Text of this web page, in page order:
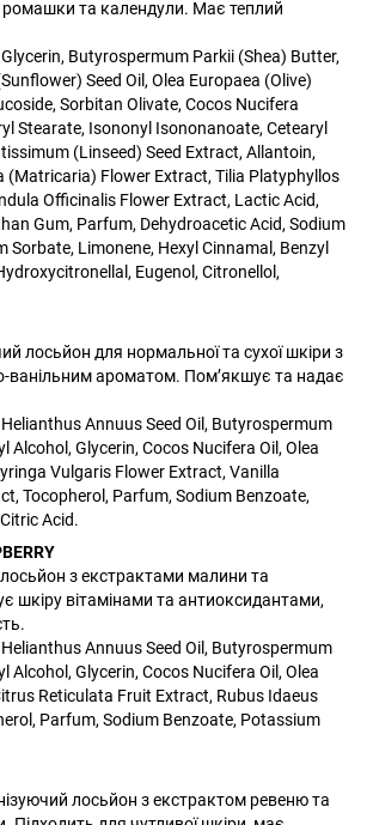
та календули. Має теплий
Butyrospermum Parkii (Shea) Butter,
Seed Oil, Olea Europaea (Olive)
Sorbitan Olivate, Cocos Nucifera
Stearate, Isononyl Isononanoate, Cetearyl
(Linseed) Seed Extract, Allantoin,
(Matricaria) Flower Extract, Tilia Platyphyllos
Officinalis Flower Extract, Lactic Acid,
Gum, Parfum, Dehydroacetic Acid, Sodium
Sorbate, Limonene, Hexyl Cinnamal, Benzyl
Eugenol, Citronellol,
лосьйон для нормальної та сухої шкіри з
ванільним ароматом. Пом’якшує та надає
Annuus Seed Oil, Butyrospermum
Alcohol, Glycerin, Cocos Nucifera Oil, Olea
Vulgaris Flower Extract, Vanilla
Tocopherol, Parfum, Sodium Benzoate,
Acid.
з екстрактами малини та
шкіру вітамінами та антиоксидантами,
Annuus Seed Oil, Butyrospermum
Alcohol, Glycerin, Cocos Nucifera Oil, Olea
Reticulata Fruit Extract, Rubus Idaeus
Parfum, Sodium Benzoate, Potassium
лосьйон з екстрактом ревеню та